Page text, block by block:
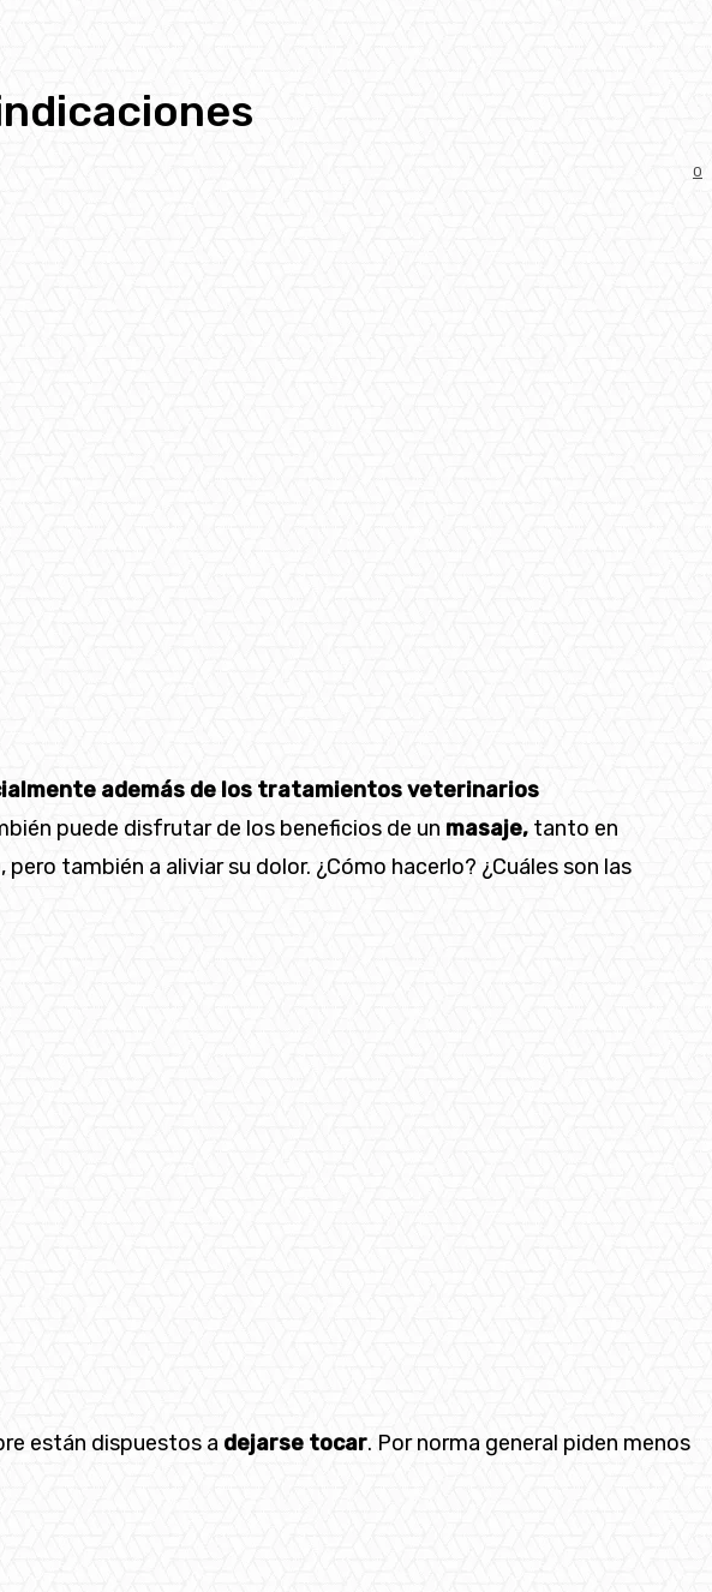
0
además de los tratamientos veterinarios
puede disfrutar de los beneficios de un masaje, tanto en
también a aliviar su dolor. ¿Cómo hacerlo? ¿Cuáles son las
están dispuestos a dejarse tocar. Por norma general piden menos